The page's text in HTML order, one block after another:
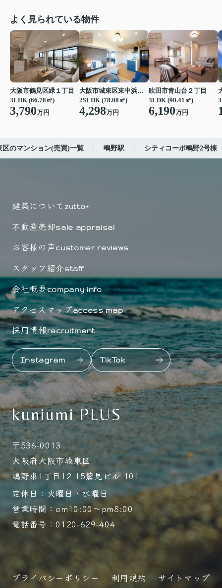
よく見られている物件
大阪市鶴見区緑１丁目
3LDK (66.78㎡)
3,790万円
大阪市城東区東中浜６丁目
2SLDK (78.08㎡)
4,298万円
吹田市青山台２丁目
3LDK (90.41㎡)
6,190万円
区のマンション(売買)一覧 鴫野駅 シティコーポ鴫野2号棟
建築について zutto+
不動産売却sale appraisal
お客様の声customer reviews
スタッフ紹介staff
会社概要company info
アクセスマップaccess map
採用情報recruitment
Instagram TikTok
kuniumi PLUS
〒536-0013
大阪府大阪市城東区
鴫野東1丁目12-15鷲見ビル 101
定休日：火曜日・水曜日
営業時間：am10:00～pm8:00
電話番号：0120-629-404
プライバシーポリシー 利用規約 サイトマップ